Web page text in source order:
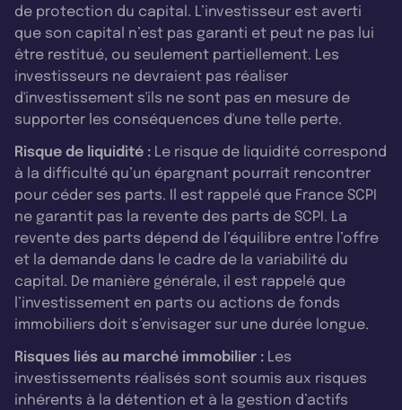
de protection du capital. L’investisseur est averti
que son capital n’est pas garanti et peut ne pas lui
être restitué, ou seulement partiellement. Les
investisseurs ne devraient pas réaliser
d'investissement s'ils ne sont pas en mesure de
supporter les conséquences d'une telle perte.
Risque de liquidité : Le risque de liquidité correspond
à la difficulté qu’un épargnant pourrait rencontrer
pour céder ses parts. Il est rappelé que France SCPI
ne garantit pas la revente des parts de SCPI. La
revente des parts dépend de l’équilibre entre l’offre
et la demande dans le cadre de la variabilité du
capital. De manière générale, il est rappelé que
l’investissement en parts ou actions de fonds
immobiliers doit s’envisager sur une durée longue.
Risques liés au marché immobilier : Les
investissements réalisés sont soumis aux risques
inhérents à la détention et à la gestion d’actifs